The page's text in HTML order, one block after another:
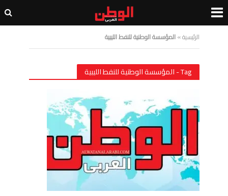
الرئيسية»المؤسسة الوطنية للنفط الليبية
Tag - المؤسسة الوطنية للنفط الليبية